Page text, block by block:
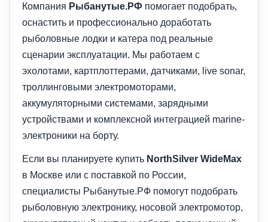
Компания Рыбанутые.РФ помогает подобрать,
оснастить и профессионально доработать
рыболовные лодки и катера под реальные
сценарии эксплуатации. Мы работаем с
эхолотами, картплоттерами, датчиками, live sonar,
троллинговыми электромоторами,
аккумуляторными системами, зарядными
устройствами и комплексной интеграцией marine-
электроники на борту.
Если вы планируете купить NorthSilver WideMax
в Москве или с поставкой по России,
специалисты Рыбанутые.РФ помогут подобрать
рыболовную электронику, носовой электромотор,